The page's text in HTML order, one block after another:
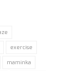
exercise
maminka